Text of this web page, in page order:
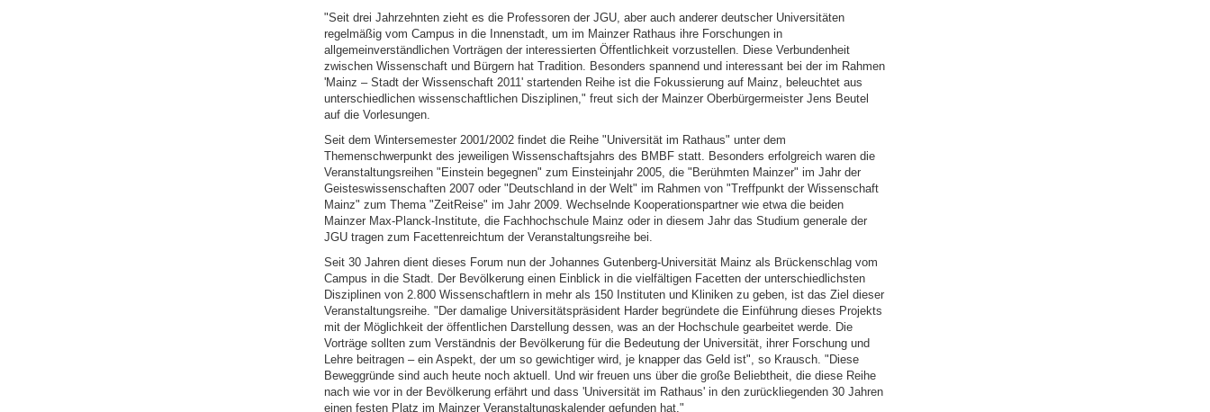
"Seit drei Jahrzehnten zieht es die Professoren der JGU, aber auch anderer deutscher Universitäten
regelmäßig vom Campus in die Innenstadt, um im Mainzer Rathaus ihre Forschungen in
allgemeinverständlichen Vorträgen der interessierten Öffentlichkeit vorzustellen. Diese Verbundenheit
zwischen Wissenschaft und Bürgern hat Tradition. Besonders spannend und interessant bei der im Rahmen
'Mainz – Stadt der Wissenschaft 2011' startenden Reihe ist die Fokussierung auf Mainz, beleuchtet aus
unterschiedlichen wissenschaftlichen Disziplinen," freut sich der Mainzer Oberbürgermeister Jens Beutel
auf die Vorlesungen.
Seit dem Wintersemester 2001/2002 findet die Reihe "Universität im Rathaus" unter dem
Themenschwerpunkt des jeweiligen Wissenschaftsjahrs des BMBF statt. Besonders erfolgreich waren die
Veranstaltungsreihen "Einstein begegnen" zum Einsteinjahr 2005, die "Berühmten Mainzer" im Jahr der
Geisteswissenschaften 2007 oder "Deutschland in der Welt" im Rahmen von "Treffpunkt der Wissenschaft
Mainz" zum Thema "ZeitReise" im Jahr 2009. Wechselnde Kooperationspartner wie etwa die beiden
Mainzer Max-Planck-Institute, die Fachhochschule Mainz oder in diesem Jahr das Studium generale der
JGU tragen zum Facettenreichtum der Veranstaltungsreihe bei.
Seit 30 Jahren dient dieses Forum nun der Johannes Gutenberg-Universität Mainz als Brückenschlag vom
Campus in die Stadt. Der Bevölkerung einen Einblick in die vielfältigen Facetten der unterschiedlichsten
Disziplinen von 2.800 Wissenschaftlern in mehr als 150 Instituten und Kliniken zu geben, ist das Ziel dieser
Veranstaltungsreihe. "Der damalige Universitätspräsident Harder begründete die Einführung dieses Projekts
mit der Möglichkeit der öffentlichen Darstellung dessen, was an der Hochschule gearbeitet werde. Die
Vorträge sollten zum Verständnis der Bevölkerung für die Bedeutung der Universität, ihrer Forschung und
Lehre beitragen – ein Aspekt, der um so gewichtiger wird, je knapper das Geld ist", so Krausch. "Diese
Beweggründe sind auch heute noch aktuell. Und wir freuen uns über die große Beliebtheit, die diese Reihe
nach wie vor in der Bevölkerung erfährt und dass 'Universität im Rathaus' in den zurückliegenden 30 Jahren
einen festen Platz im Mainzer Veranstaltungskalender gefunden hat."